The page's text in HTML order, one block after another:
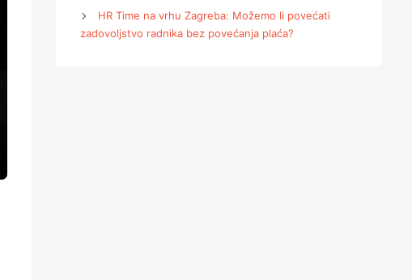
HR Time na vrhu Zagreba: Možemo li povećati
zadovoljstvo radnika bez povećanja plaća?